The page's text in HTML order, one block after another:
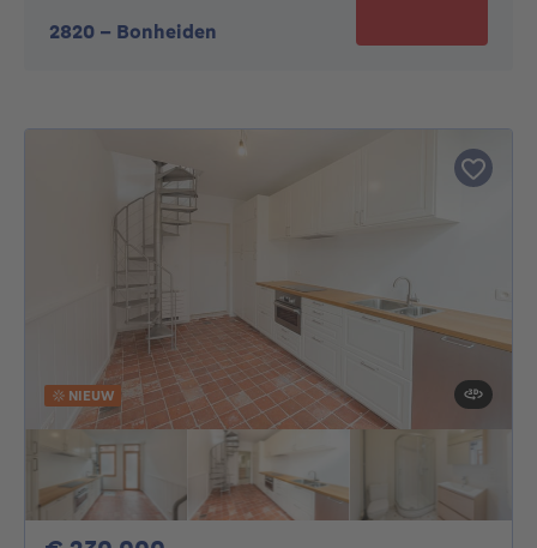
2820 - Bonheiden
NIEUW